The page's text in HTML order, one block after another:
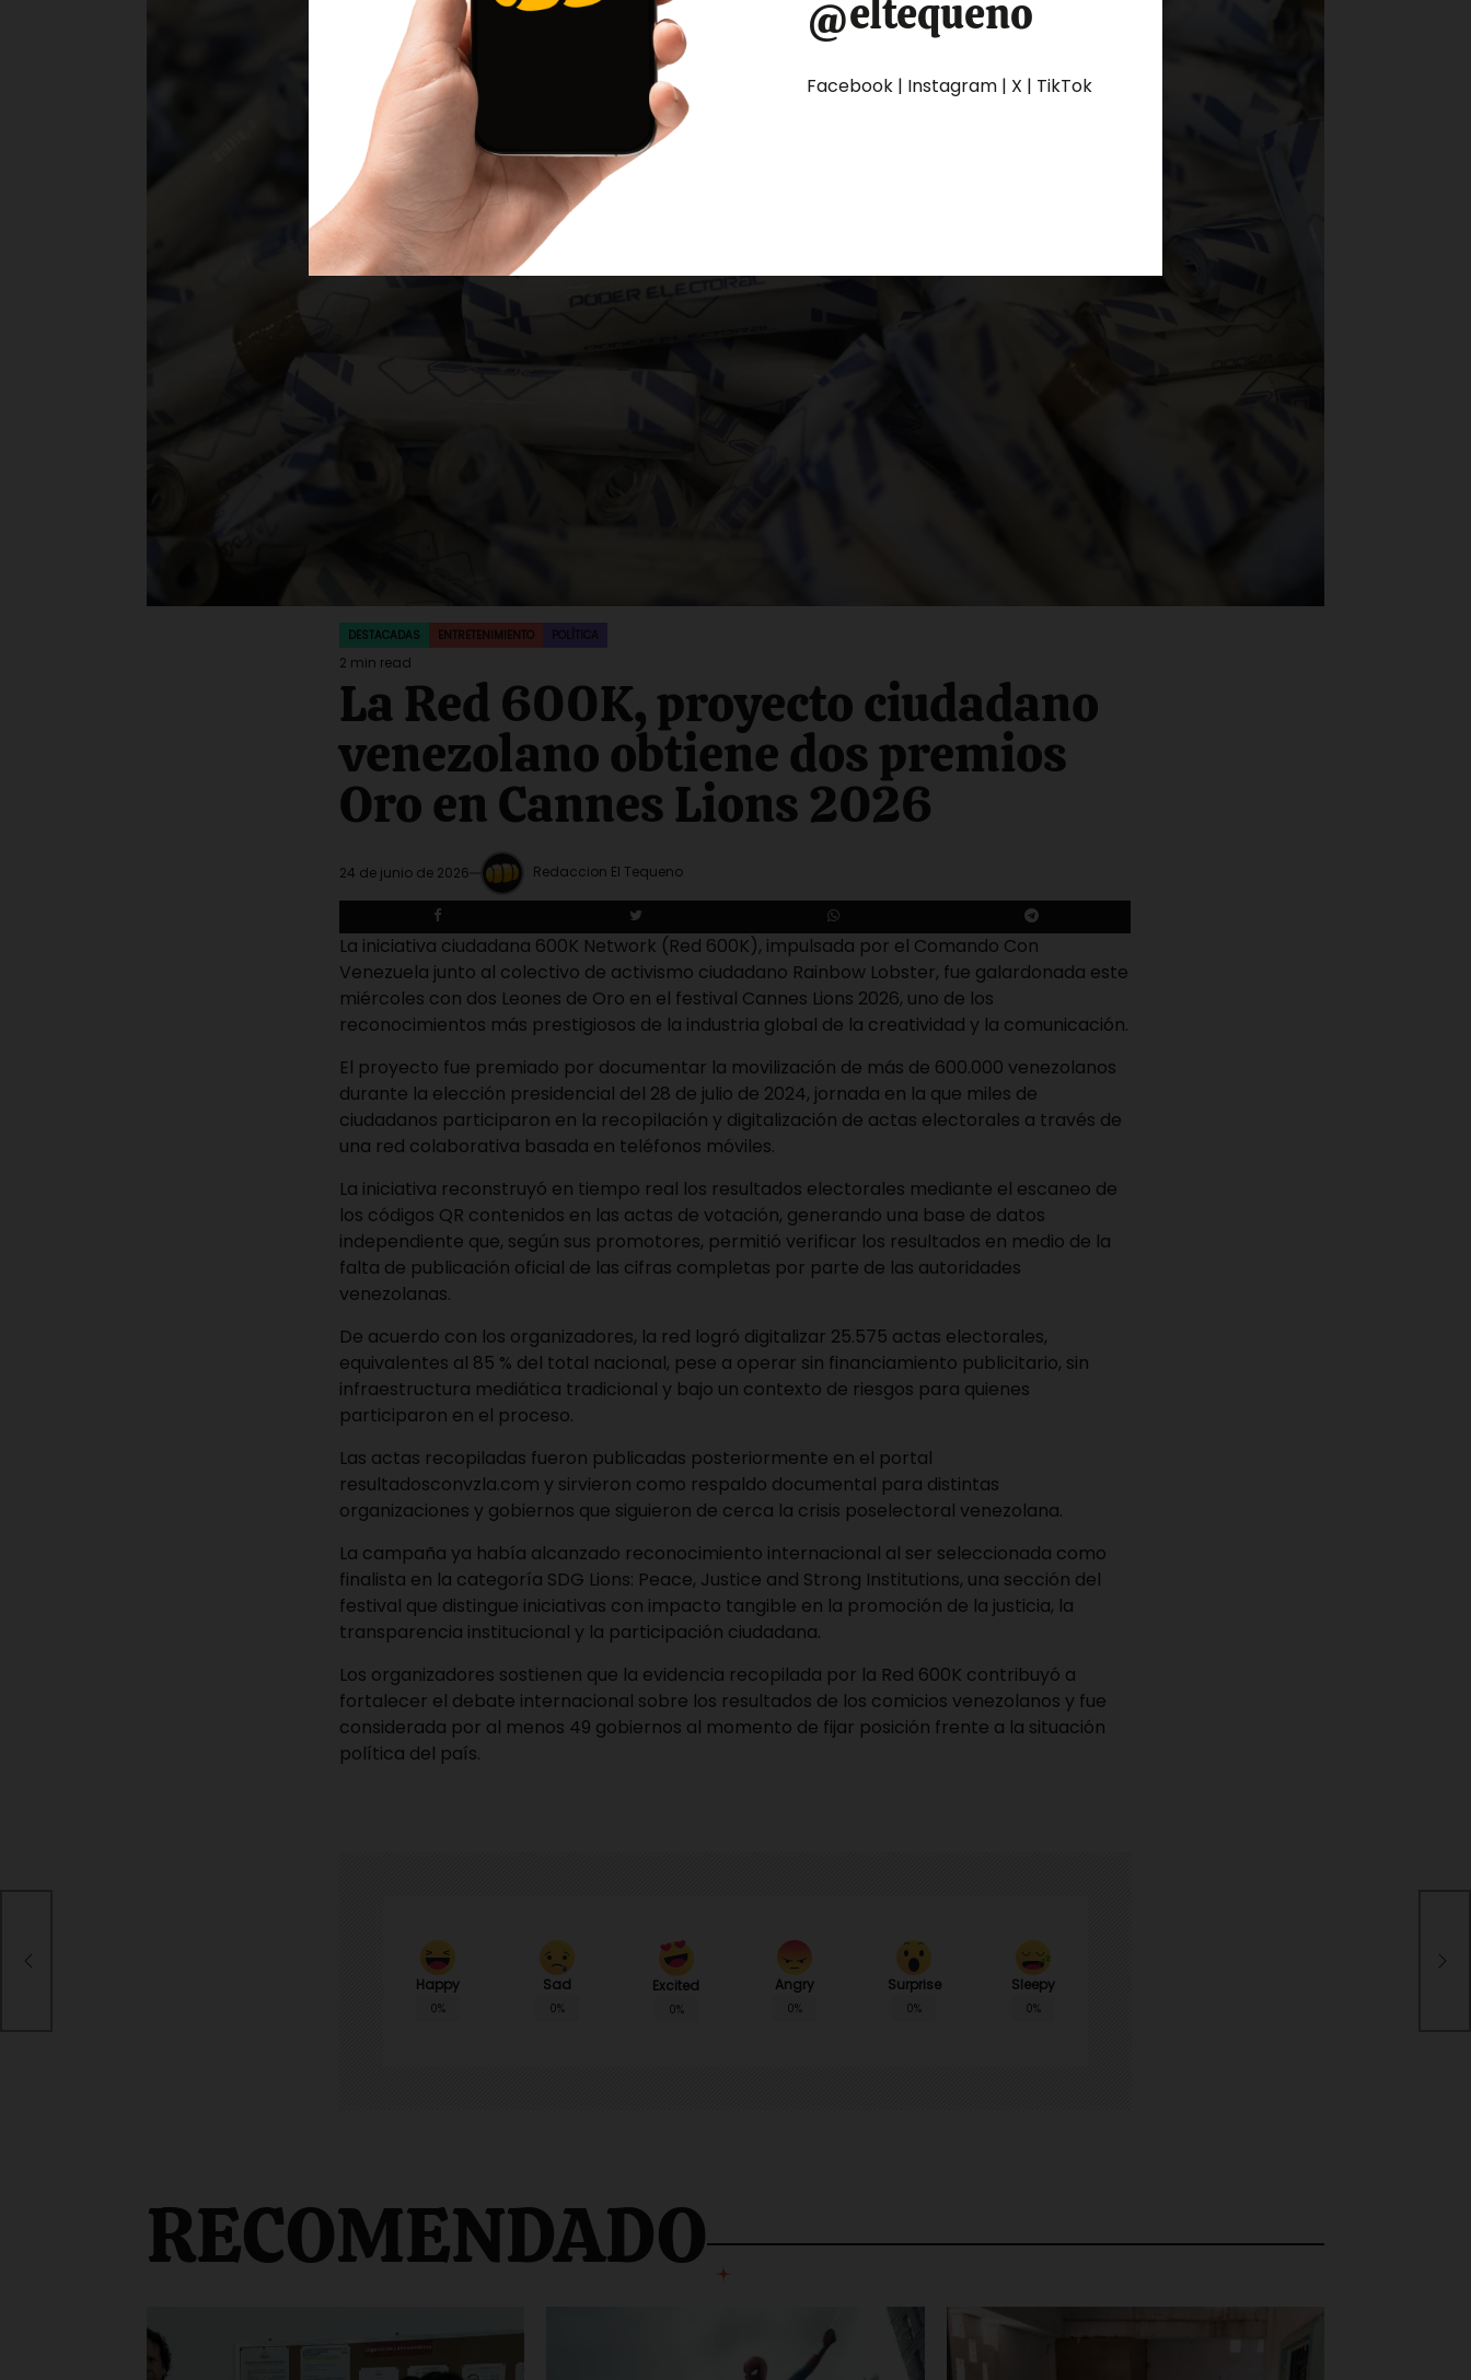
POSTED
IN
DESTACADAS ENTRETENIMIENTO POLÍTICA
Estimated
read
time
2 min read
La Red 600K, proyecto ciudadano
venezolano obtiene dos premios
Oro en Cannes Lions 2026
24 de junio de 2026 Redaccion El Tequeno
La iniciativa ciudadana 600K Network (Red 600K), impulsada por el Comando Con
Venezuela junto al colectivo de activismo ciudadano Rainbow Lobster, fue galardonada este
miércoles con dos Leones de Oro en el festival Cannes Lions 2026, uno de los
reconocimientos más prestigiosos de la industria global de la creatividad y la comunicación.
El proyecto fue premiado por documentar la movilización de más de 600.000 venezolanos
durante la elección presidencial del 28 de julio de 2024, jornada en la que miles de
ciudadanos participaron en la recopilación y digitalización de actas electorales a través de
una red colaborativa basada en teléfonos móviles.
La iniciativa reconstruyó en tiempo real los resultados electorales mediante el escaneo de
los códigos QR contenidos en las actas de votación, generando una base de datos
independiente que, según sus promotores, permitió verificar los resultados en medio de la
falta de publicación oficial de las cifras completas por parte de las autoridades
venezolanas.
De acuerdo con los organizadores, la red logró digitalizar 25.575 actas electorales,
equivalentes al 85 % del total nacional, pese a operar sin financiamiento publicitario, sin
infraestructura mediática tradicional y bajo un contexto de riesgos para quienes
participaron en el proceso.
Las actas recopiladas fueron publicadas posteriormente en el portal
resultadosconvzla.com y sirvieron como respaldo documental para distintas
organizaciones y gobiernos que siguieron de cerca la crisis poselectoral venezolana.
La campaña ya había alcanzado reconocimiento internacional al ser seleccionada como
finalista en la categoría SDG Lions: Peace, Justice and Strong Institutions, una sección del
festival que distingue iniciativas con impacto tangible en la promoción de la justicia, la
transparencia institucional y la participación ciudadana.
Los organizadores sostienen que la evidencia recopilada por la Red 600K contribuyó a
fortalecer el debate internacional sobre los resultados de los comicios venezolanos y fue
considerada por al menos 49 gobiernos al momento de fijar posición frente a la situación
política del país.
Happy
0%
Sad
0%
Excited
0%
Angry
0%
Surprise
0%
Sleepy
0%
RECOMENDADO
@eltequeno
Facebook | Instagram | X | TikTok